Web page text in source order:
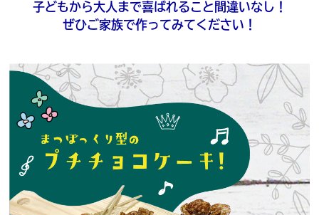
子どもから大人まで喜ばれること間違いなし！
ぜひご家族で作ってみてください！